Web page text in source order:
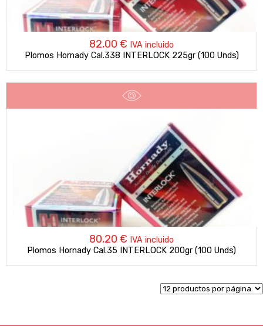
82,00 € IVA incluido
Plomos Hornady Cal.338 INTERLOCK 225gr (100 Unds)
80,20 € IVA incluido
Plomos Hornady Cal.35 INTERLOCK 200gr (100 Unds)